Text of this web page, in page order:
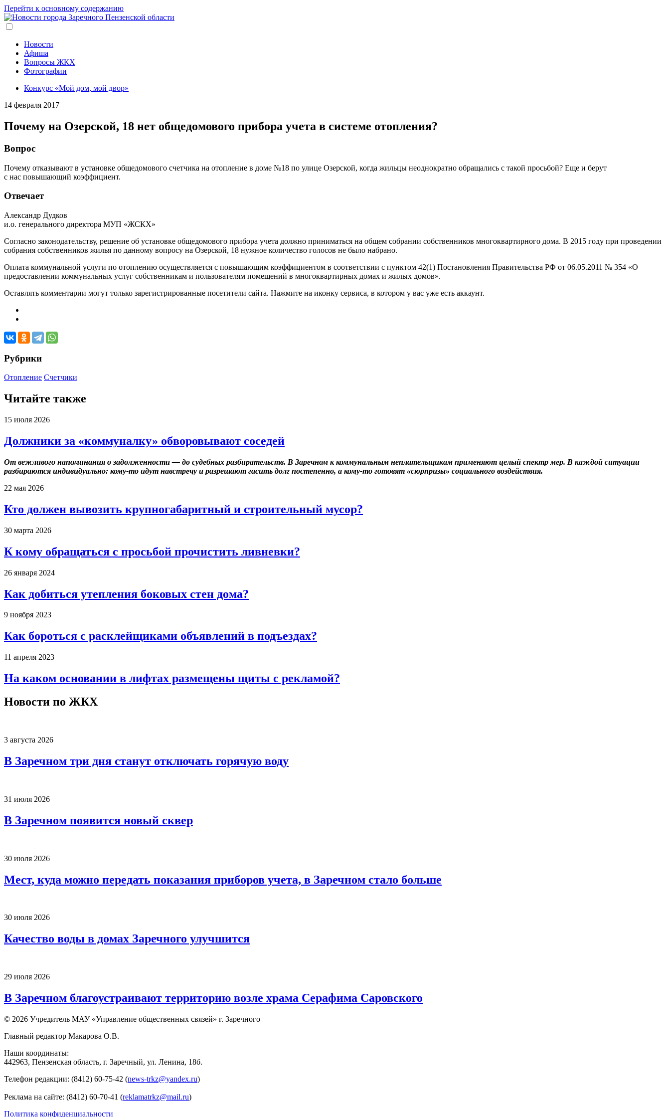
Перейти к основному содержанию
Новости
Афиша
Вопросы ЖКХ
Фотографии
Конкурс «Мой дом, мой двор»
14 февраля 2017
Почему на Озерской, 18 нет общедомового прибора учета в системе отопления?
Вопрос
Почему отказывают в установке общедомового счетчика на отопление в доме №18 по улице Озерской, когда жильцы неоднократно обращались с такой просьбой? Еще и берут
с нас повышающий коэффициент.
Отвечает
Александр Дудков
и.о. генерального директора МУП «ЖСКХ»
Согласно законодательству, решение об установке общедомового прибора учета должно приниматься на общем собрании собственников многоквартирного дома. В 2015 году при проведении
собрания собственников жилья по данному вопросу на Озерской, 18 нужное количество голосов не было набрано.
Оплата коммунальной услуги по отоплению осуществляется с повышающим коэффициентом в соответствии с пунктом 42(1) Постановления Правительства РФ от 06.05.2011 № 354 «О
предоставлении коммунальных услуг собственникам и пользователям помещений в многоквартирных домах и жилых домов».
Оставлять комментарии могут только зарегистрированные посетители сайта. Нажмите на иконку сервиса, в котором у вас уже есть аккаунт.
Рубрики
Отопление Счетчики
Читайте также
15 июля 2026
Должники за «коммуналку» обворовывают соседей
От вежливого напоминания о задолженности — до судебных разбирательств. В Заречном к коммунальным неплательщикам применяют целый спектр мер. В каждой ситуации
разбираются индивидуально: кому-то идут навстречу и разрешают гасить долг постепенно, а кому-то готовят «сюрпризы» социального воздействия.
22 мая 2026
Кто должен вывозить крупногабаритный и строительный мусор?
30 марта 2026
К кому обращаться с просьбой прочистить ливневки?
26 января 2024
Как добиться утепления боковых стен дома?
9 ноября 2023
Как бороться с расклейщиками объявлений в подъездах?
11 апреля 2023
На каком основании в лифтах размещены щиты с рекламой?
Новости по ЖКХ
3 августа 2026
В Заречном три дня станут отключать горячую воду
31 июля 2026
В Заречном появится новый сквер
30 июля 2026
Мест, куда можно передать показания приборов учета, в Заречном стало больше
30 июля 2026
Качество воды в домах Заречного улучшится
29 июля 2026
В Заречном благоустраивают территорию возле храма Серафима Саровского
© 2026 Учредитель МАУ «Управление общественных связей» г. Заречного
Главный редактор Макарова О.В.
Наши координаты:
442963, Пензенская область, г. Заречный, ул. Ленина, 18б.
Телефон редакции: (8412) 60-75-42 (news-trkz@yandex.ru)
Реклама на сайте: (8412) 60-70-41 (reklamatrkz@mail.ru)
Политика конфиденциальности